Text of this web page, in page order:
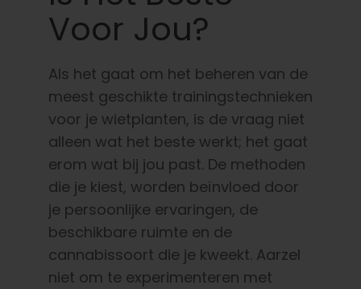
Voor Jou?
Als het gaat om het beheren van de
meest geschikte trainingstechnieken
voor je wietplanten, is de vraag niet
alleen wat het beste werkt; het gaat
erom wat bij jou past. De methoden
die je kiest, worden beïnvloed door
je persoonlijke ervaringen, de
beschikbare ruimte en de
cannabissoort die je kweekt. Aarzel
niet om te experimenteren met